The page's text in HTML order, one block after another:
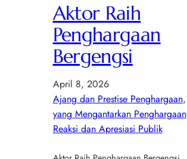
Aktor Raih
Penghargaan
Bergengsi
April 8, 2026
Ajang dan Prestise Penghargaan,
yang Mengantarkan Penghargaan
Reaksi dan Apresiasi Publik